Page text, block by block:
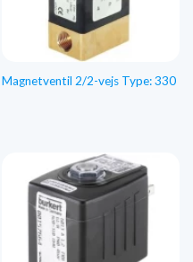
Magnetventil 2/2-vejs Type: 330